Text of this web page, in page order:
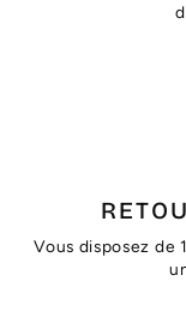
Vous disposez